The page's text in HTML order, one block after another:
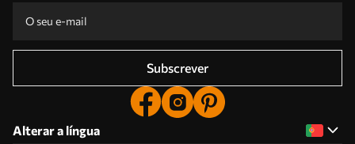
Subscrever
Alterar a língua